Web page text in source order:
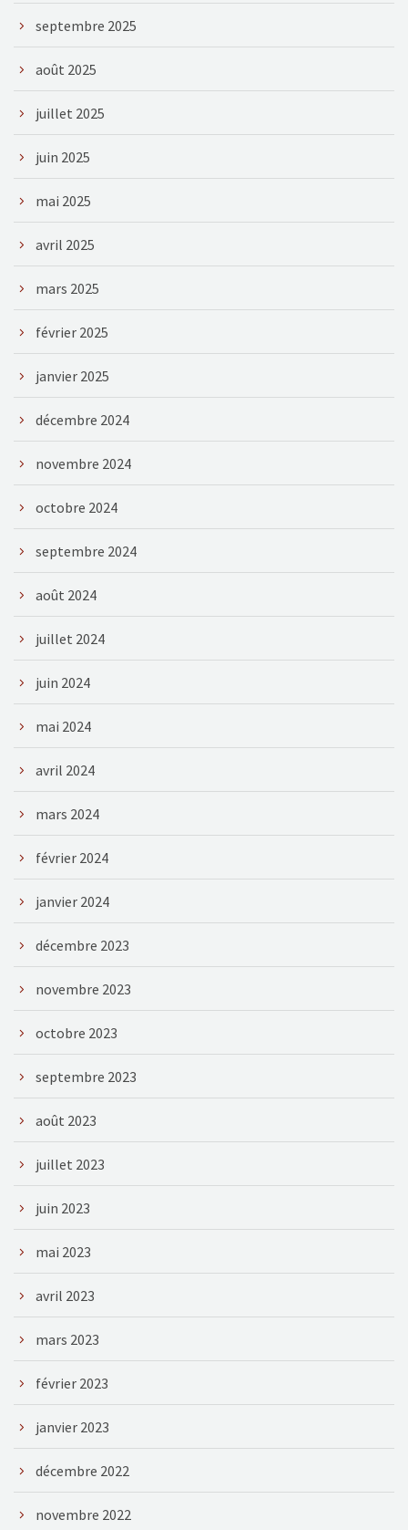
septembre 2025
août 2025
juillet 2025
juin 2025
mai 2025
avril 2025
mars 2025
février 2025
janvier 2025
décembre 2024
novembre 2024
octobre 2024
septembre 2024
août 2024
juillet 2024
juin 2024
mai 2024
avril 2024
mars 2024
février 2024
janvier 2024
décembre 2023
novembre 2023
octobre 2023
septembre 2023
août 2023
juillet 2023
juin 2023
mai 2023
avril 2023
mars 2023
février 2023
janvier 2023
décembre 2022
novembre 2022